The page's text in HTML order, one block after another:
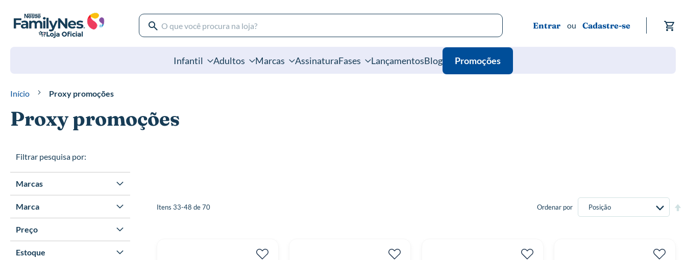
Entrar Cadastre-se
Pesquisa
Pesquisa
Marcas
Infantil Adultos AssinaturaFases Lançamentos Promoções
Blog
Início Proxy promoções
Proxy promoções
Itens 33-48 de70 Ordenar por
Filtrar pesquisa por:
Marcas
Marca
Preço
Estoque